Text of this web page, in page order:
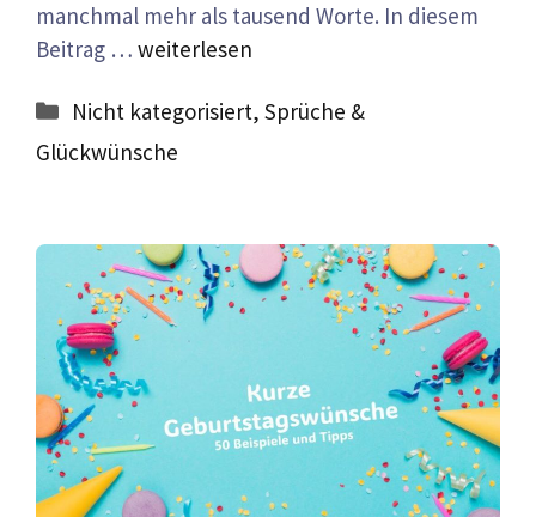
manchmal mehr als tausend Worte. In diesem
Beitrag … weiterlesen
Kategorien
Nicht kategorisiert,Sprüche &
Glückwünsche